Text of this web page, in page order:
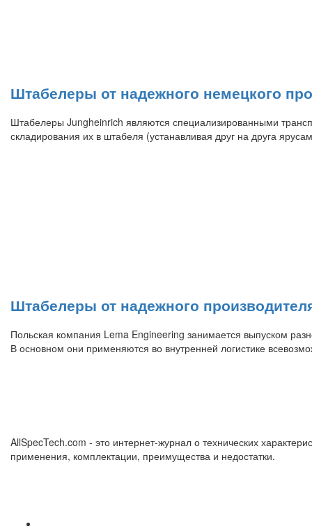
Штабелеры от надежного немецкого
Штабелеры Jungheinrich являются специализированными
складирования их в штабеля (устанавливая друг на друга
Штабелеры от надежного
Польская компания Lema Engineering занимается выпуском
В основном они применяются во внутренней логистике
AllSpecTech.com - это интернет-журнал о технических
применения, комплектации, преимущества и недостатки.